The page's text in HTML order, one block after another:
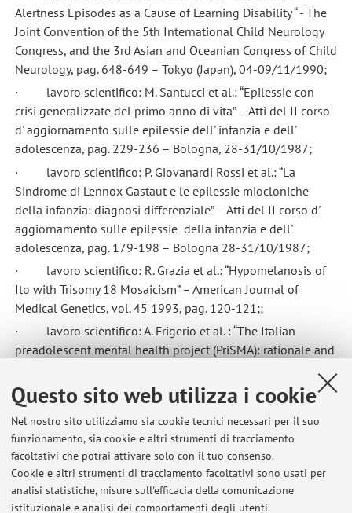
Questo sito web utilizza i cookie
Nel nostro sito utilizziamo sia cookie tecnici necessari per il suo
funzionamento, sia cookie e altri strumenti di tracciamento
facoltativi che potrai attivare solo con il tuo consenso.
Cookie e altri strumenti di tracciamento facoltativi sono usati per
analisi statistiche, misure sull'efficacia della comunicazione
istituzionale e analisi dei comportamenti degli utenti.
Alertness Episodes as a Cause of Learning Disability “ - The
Joint Convention of the 5th International Child Neurology
Congress, and the 3rd Asian and Oceanian Congress of Child
Neurology, pag. 648-649 – Tokyo (Japan), 04-09/11/1990;
· lavoro scientifico: M. Santucci et al.: “Epilessie con
crisi generalizzate del primo anno di vita” – Atti del II corso
d' aggiornamento sulle epilessie dell' infanzia e dell'
adolescenza, pag. 229-236 – Bologna, 28-31/10/1987;
· lavoro scientifico: P. Giovanardi Rossi et al.: “La
Sindrome di Lennox Gastaut e le epilessie miocloniche
della infanzia: diagnosi differenziale” – Atti del II corso d'
aggiornamento sulle epilessie della infanzia e dell'
adolescenza, pag. 179-198 – Bologna 28-31/10/1987;
· lavoro scientifico: R. Grazia et al.: “Hypomelanosis of
Ito with Trisomy 18 Mosaicism” – American Journal of
Medical Genetics, vol. 45 1993, pag. 120-121;;
· lavoro scientifico: A. Frigerio et al. : “The Italian
preadolescent mental health project (PriSMA): rationale and
· lavoro scientifico: A. Frigerio et al. : “Prevalence and
correlates of mental disorders among adolescents in Italy:
the PriSMA study” – Eur Child Adolesc Psychiatry, 2009 Apr;
18(4):217-26;
· lavoro scientifico: L. Pedrini et al.: “The Characteristics
and Activities of Child and Adolescent Mental Health
Services in Italy: a Regional Survey” – BMC Psychiatry 2012,